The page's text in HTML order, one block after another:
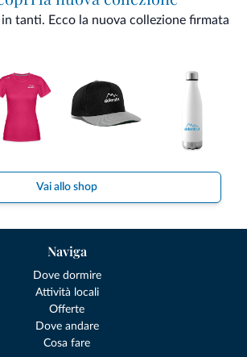
tanti. Ecco la nuova collezione firmata
Vai allo shop
Naviga
Dove dormire
Attività locali
Offerte
Dove andare
Cosa fare